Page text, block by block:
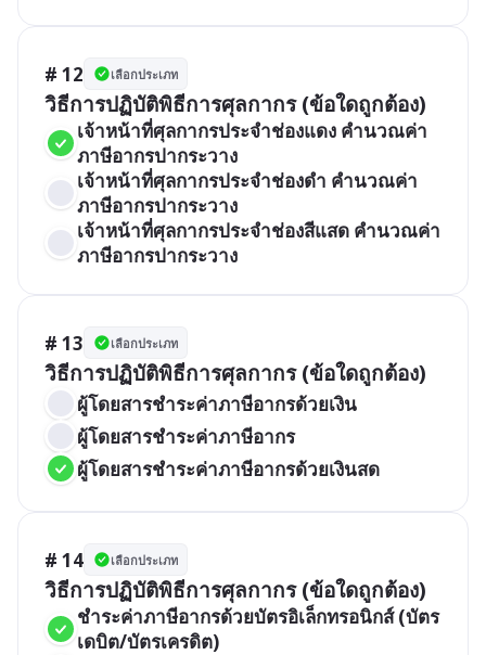
# 12 เลือกประเภท
วิธีการปฏิบัติพิธีการศุลกากร (ข้อใดถูกต้อง)
เจ้าหน้าที่ศุลกากรประจำช่องแดง คำนวณค่า
ภาษีอากรปากระวาง
เจ้าหน้าที่ศุลกากรประจำช่องดำ คำนวณค่า
ภาษีอากรปากระวาง
เจ้าหน้าที่ศุลกากรประจำช่องสีแสด คำนวณค่า
ภาษีอากรปากระวาง
# 13 เลือกประเภท
วิธีการปฏิบัติพิธีการศุลกากร (ข้อใดถูกต้อง)
ผู้โดยสารชำระค่าภาษีอากรด้วยเงิน
ผู้โดยสารชำระค่าภาษีอากร
ผู้โดยสารชำระค่าภาษีอากรด้วยเงินสด
# 14 เลือกประเภท
วิธีการปฏิบัติพิธีการศุลกากร (ข้อใดถูกต้อง)
ชำระค่าภาษีอากรด้วยบัตรอิเล็กทรอนิกส์ (บัตร
เดบิต/บัตรเครดิต)